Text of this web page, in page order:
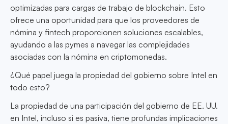
optimizadas para cargas de trabajo de blockchain. Esto
ofrece una oportunidad para que los proveedores de
nómina y fintech proporcionen soluciones escalables,
ayudando a las pymes a navegar las complejidades
asociadas con la nómina en criptomonedas.
¿Qué papel juega la propiedad del gobierno sobre Intel en
todo esto?
La propiedad de una participación del gobierno de EE. UU.
en Intel, incluso si es pasiva, tiene profundas implicaciones